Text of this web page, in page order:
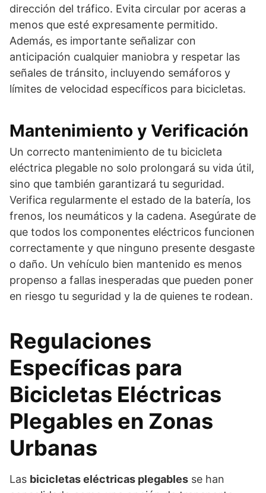
dirección del tráfico. Evita circular por aceras a
menos que esté expresamente permitido.
Además, es importante señalizar con
anticipación cualquier maniobra y respetar las
señales de tránsito, incluyendo semáforos y
límites de velocidad específicos para bicicletas.
Mantenimiento y Verificación
Un correcto mantenimiento de tu bicicleta
eléctrica plegable no solo prolongará su vida útil,
sino que también garantizará tu seguridad.
Verifica regularmente el estado de la batería, los
frenos, los neumáticos y la cadena. Asegúrate de
que todos los componentes eléctricos funcionen
correctamente y que ninguno presente desgaste
o daño. Un vehículo bien mantenido es menos
propenso a fallas inesperadas que pueden poner
en riesgo tu seguridad y la de quienes te rodean.
Regulaciones
Específicas para
Bicicletas Eléctricas
Plegables en Zonas
Urbanas
Las bicicletas eléctricas plegables se han